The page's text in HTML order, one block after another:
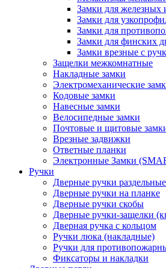
Замки для железных
Замки для
Замки для
Замки для финских
Замки врезные с
Защелки межкомнатные
Накладные замки
Электромеханические
Кодовые замки
Навесные замки
Велосипедные замки
Почтовые и щитовые
Врезные задвижки
Ответные планки
Электронные Замки
Ручки
Дверные ручки раздельные
Дверные ручки на планке
Дверные ручки скобы
Дверные ручки-защелки
Дверная ручка с кольцом
Ручки люка (накладные)
Ручки для
Фиксаторы и накладки